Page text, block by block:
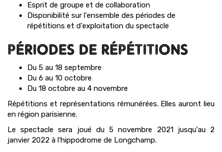
Esprit de groupe et de collaboration
Disponibilité sur l'ensemble des périodes de
répétitions et d'exploitation du spectacle
PÉRIODES DE RÉPÉTITIONS
Du 5 au 18 septembre
Du 6 au 10 octobre
Du 18 octobre au 4 novembre
Répétitions et représentations rémunérées. Elles auront lieu
en région parisienne.
Le spectacle sera joué du 5 novembre 2021 jusqu'au 2
janvier 2022 à l'hippodrome de Longchamp.